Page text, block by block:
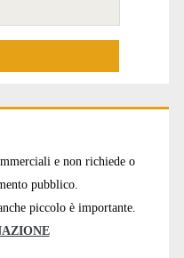
e non richiede o
pubblico.
piccolo è importante.